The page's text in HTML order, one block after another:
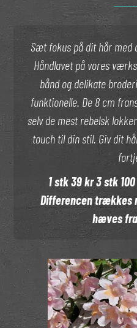
Sæt fokus på dit hår med
Håndlavet på vores
bånd og delikate
funktionelle. De 8 cm
selv de mest rebelsk
touch til din stil. Giv dit
1 stk 39 kr 3 stk
Differencen trækkes
hæves